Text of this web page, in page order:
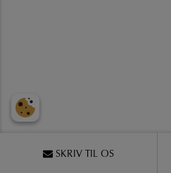
SKRIV TIL OS